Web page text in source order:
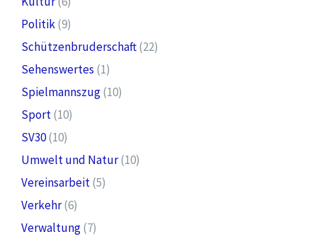
Politik(9)
Schützenbruderschaft(22)
Sehenswertes (1)
Spielmannszug(10)
Sport(10)
SV30(10)
Umwelt und Natur(10)
Vereinsarbeit(5)
Verkehr(6)
Verwaltung(7)